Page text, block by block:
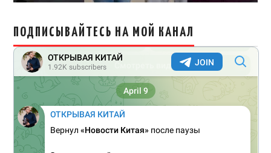
ПОДПИСЫВАЙТЕСЬ НА МОЙ КАНАЛ